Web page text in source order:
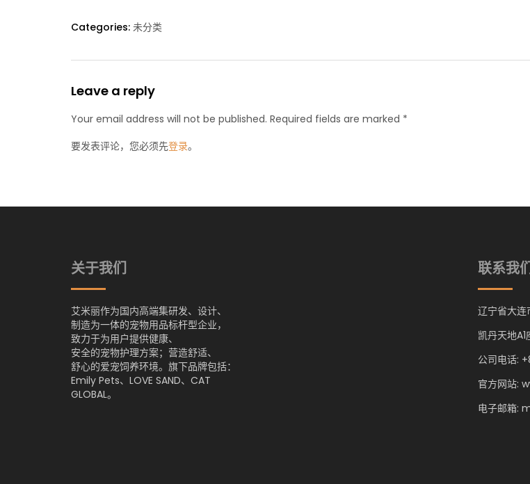
Categories: 未分类
Leave a reply
Your email address will not be published. Required fields are marked *
要发表评论，您必须先登录。
关于我们
艾米丽作为国内高端集研发、设计、
制造为一体的宠物用品标杆型企业，
致力于为用户提供健康、
安全的宠物护理方案；营造舒适、
舒心的爱宠饲养环境。旗下品牌包括：
Emily Pets、LOVE SAND、CAT
GLOBAL。
联系我
辽宁省大
凯丹天地
公司电话:
官方网站:
电子邮箱: